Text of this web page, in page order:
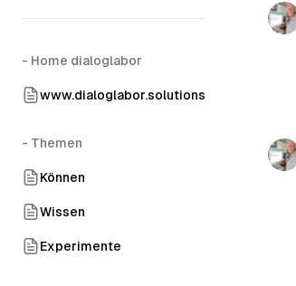
- Home dialoglabor
www.dialoglabor.solutions
- Themen
Können
Wissen
Experimente